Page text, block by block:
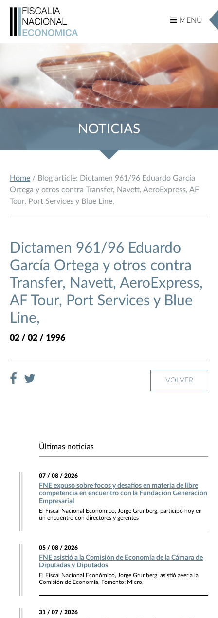
MENÚ
MENÚ
NOTICIAS
Home / Blog article: Dictamen 961/96 Eduardo García
Ortega y otros contra Transfer, Navett, AeroExpress, AF
Tour, Port Services y Blue Line,
Dictamen 961/96 Eduardo
García Ortega y otros contra
Transfer, Navett, AeroExpress,
AF Tour, Port Services y Blue
Line,
02 / 02 / 1996
VOLVER
Últimas noticias
07 / 08 / 2026
FNE expuso sobre focos y desafíos en materia de libre
competencia en encuentro con la Fundación Generación
Empresarial
El Fiscal Nacional Económico, Jorge Grunberg, participó hoy en
un encuentro con directores y gerentes
05 / 08 / 2026
FNE asistió a la Comisión de Economía de la Cámara de
Diputadas y Diputados
El Fiscal Nacional Económico, Jorge Grunberg, asistió ayer a la
Comisión de Economía, Fomento; Micro,
31 / 07 / 2026